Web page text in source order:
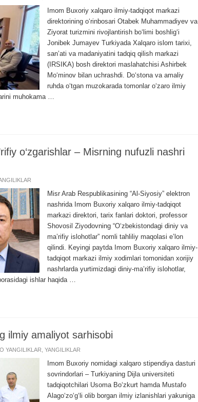
Imom Buxoriy xalqaro ilmiy-tadqiqot markazi
direktorining o‘rinbosari Otabek Muhammadiyev va
Ziyorat turizmini rivojlantirish bo‘limi boshlig‘i
Jonibek Jumayev Turkiyada Xalqaro islom tarixi,
san’ati va madaniyatini tadqiq qilish markazi
(IRSIKA) bosh direktori maslahatchisi Ashirbek
Mo‘minov bilan uchrashdi. Do‘stona va amaliy
ruhda o‘tgan muzokarada tomonlar o‘zaro ilmiy
muhokama …
o‘zgarishlar – Misrning nufuzli nashri
Misr Arab Respublikasining “Al-Siyosiy” elektron
nashrida Imom Buxoriy xalqaro ilmiy-tadqiqot
markazi direktori, tarix fanlari doktori, professor
Shovosil Ziyodovning “O‘zbekistondagi diniy va
ma’rifiy islohotlar” nomli tahliliy maqolasi e’lon
qilindi. Keyingi paytda Imom Buxoriy xalqaro ilmiy-
tadqiqot markazi ilmiy xodimlari tomonidan xorijiy
nashrlarda yurtimizdagi diniy-ma’rifiy islohotlar,
ishlar haqida …
ilmiy amaliyot sarhisobi
YANGILIKLAR, YANGILIKLAR
Imom Buxoriy nomidagi xalqaro stipendiya dasturi
sovrindorlari – Turkiyaning Dijla universiteti
tadqiqotchilari Usoma Boʻzkurt hamda Mustafo
Alagoʻzoʻgʻli olib borgan ilmiy izlanishlari yakuniga